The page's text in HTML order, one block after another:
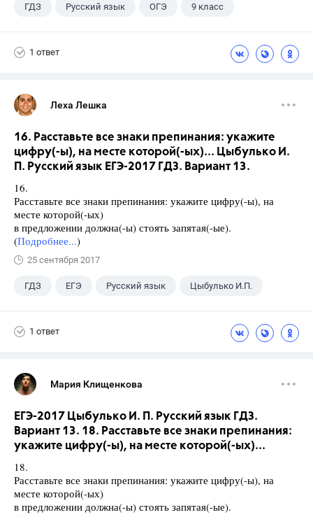
ГДЗ Русский язык ОГЭ 9 класс
1 ответ
Леха Лешка
16. Расставьте все знаки препинания: укажите
цифру(-ы), на месте которой(-ых)... Цыбулько И.
П. Русский язык ЕГЭ-2017 ГДЗ. Вариант 13.
16.
Расставьте все знаки препинания: укажите цифру(-ы), на
месте которой(-ых)
в предложении должна(-ы) стоять запятая(-ые).
(Подробнее...)
25 сентября 2017
ГДЗ ЕГЭ Русский язык Цыбулько И.П.
1 ответ
Мария Клищенкова
ЕГЭ-2017 Цыбулько И. П. Русский язык ГДЗ.
Вариант 13. 18. Расставьте все знаки препинания:
укажите цифру(-ы), на месте которой(-ых)...
18.
Расставьте все знаки препинания: укажите цифру(-ы), на
месте которой(-ых)
в предложении должна(-ы) стоять запятая(-ые).